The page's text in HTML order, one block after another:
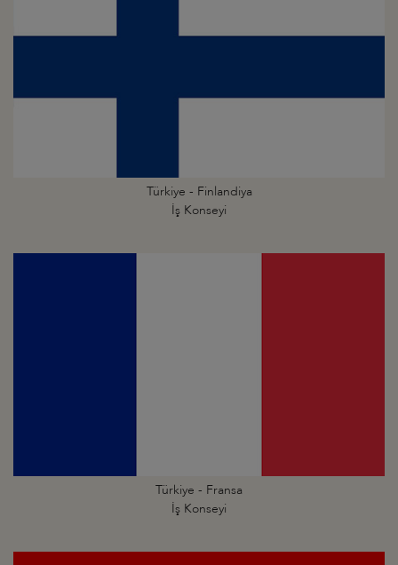
Türkiye - Finlandiya
İş Konseyi
Türkiye - Fransa
İş Konseyi